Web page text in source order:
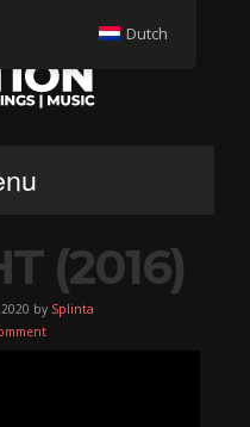
(2016)
by Splinta
Dutch